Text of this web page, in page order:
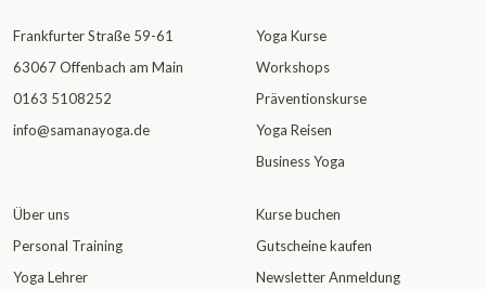
Frankfurter Straße 59-61
63067 Offenbach am Main
0163 5108252
info@samanayoga.de
Yoga Kurse
Workshops
Präventionskurse
Yoga Reisen
Business Yoga
Über uns
Personal Training
Yoga Lehrer
Kurse buchen
Gutscheine kaufen
Newsletter Anmeldung